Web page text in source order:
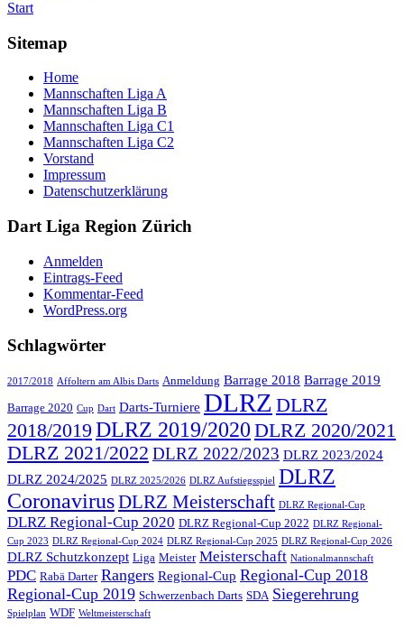
Start
Sitemap
Home
Mannschaften Liga A
Mannschaften Liga B
Mannschaften Liga C1
Mannschaften Liga C2
Vorstand
Impressum
Datenschutzerklärung
Dart Liga Region Zürich
Anmelden
Eintrags-Feed
Kommentar-Feed
WordPress.org
Schlagwörter
2017/2018 Affoltern am Albis Darts Anmeldung Barrage 2018 Barrage 2019
Barrage 2020 Cup Dart Darts-Turniere DLRZ DLRZ
2018/2019 DLRZ 2019/2020 DLRZ 2020/2021
DLRZ 2021/2022 DLRZ 2022/2023 DLRZ 2023/2024
DLRZ 2024/2025 DLRZ 2025/2026 DLRZ Aufstiegsspiel DLRZ
CoronavirusDLRZ Meisterschaft DLRZ Regional-Cup
DLRZ Regional-Cup 2020 DLRZ Regional-Cup 2022 DLRZ Regional-
Cup 2023 DLRZ Regional-Cup 2024 DLRZ Regional-Cup 2025 DLRZ Regional-Cup 2026
DLRZ Schutzkonzept Liga Meister Meisterschaft Nationalmannschaft
PDC Rabä Darter Rangers Regional-Cup Regional-Cup 2018
Regional-Cup 2019 Schwerzenbach Darts SDA Siegerehrung
Spielplan WDF Weltmeisterschaft